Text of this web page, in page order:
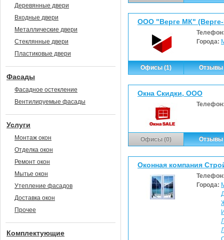
ООО "Верге МК"
Города:
Офисы (1) Отзывы
Окна Скидки, ООО
Офисы (0) Отзывы
Оконная компания
Города:
Деревянные двери
Входные двери
Металлические двери
Стеклянные двери
Пластиковые двери
Фасады
Фасадное остекление
Вентилируемые фасады
Услуги
Монтаж окон
Отделка окон
Ремонт окон
Мытье окон
Утепление фасадов
Доставка окон
Прочее
Комплектующие